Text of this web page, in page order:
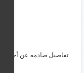
تفاصيل صادمة عن أحد